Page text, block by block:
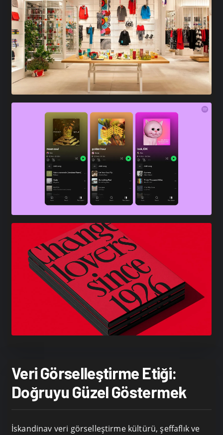
Veri Görselleştirme Etiği:
Doğruyu Güzel Göstermek
İskandinav veri görselleştirme kültürü, şeffaflık ve